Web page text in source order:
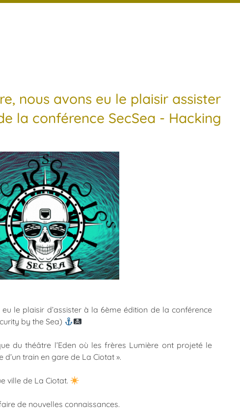
nous avons eu le plaisir assister
la conférence SecSea - Hacking
le plaisir d’assister à la 6ème édition de la conférence
by the Sea)
du théâtre l’Eden où les frères Lumière ont projeté le
d’un train en gare de La Ciotat ».
ville de La Ciotat.
de nouvelles connaissances.